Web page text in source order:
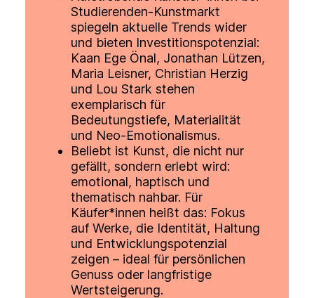
Studierenden-Kunstmarkt
spiegeln aktuelle Trends wider
und bieten Investitionspotenzial:
Kaan Ege Önal, Jonathan Lützen,
Maria Leisner, Christian Herzig
und Lou Stark stehen
exemplarisch für
Bedeutungstiefe, Materialität
und Neo-Emotionalismus.
Beliebt ist Kunst, die nicht nur
gefällt, sondern erlebt wird:
emotional, haptisch und
thematisch nahbar. Für
Käufer*innen heißt das: Fokus
auf Werke, die Identität, Haltung
und Entwicklungspotenzial
zeigen – ideal für persönlichen
Genuss oder langfristige
Wertsteigerung.